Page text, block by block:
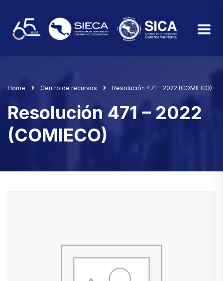
Home Centro de recursos Resolución 471 – 2022 (COMIECO)
Resolución 471 – 2022
(COMIECO)